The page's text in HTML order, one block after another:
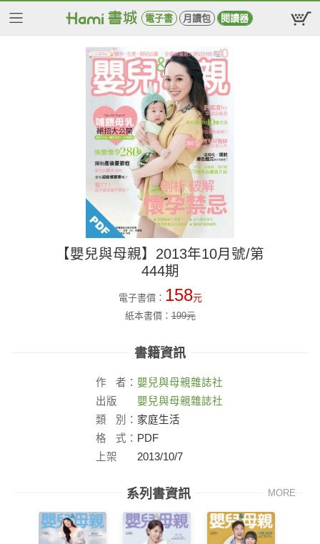
電子書 月讀包 閱讀器
【嬰兒與母親】2013年10月號/第
444期
電子書價： 158元
紙本書價：199元
書籍資訊
作 者： 嬰兒與母親雜誌社
出版
社：
嬰兒與母親雜誌社
類
別： 家庭生活
格
式： PDF
上架
2013/10/7
系列書資訊 MORE